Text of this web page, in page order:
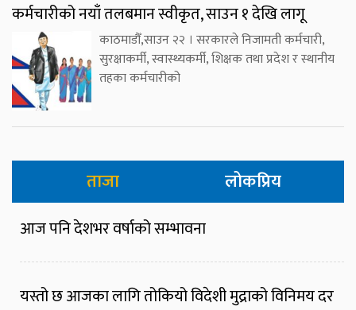
कर्मचारीको नयाँ तलबमान स्वीकृत, साउन १ देखि लागू
काठमाडौँ,साउन २२ । सरकारले निजामती कर्मचारी,
सुरक्षाकर्मी, स्वास्थ्यकर्मी, शिक्षक तथा प्रदेश र स्थानीय
तहका कर्मचारीको
ताजा लोकप्रिय
आज पनि देशभर वर्षाको सम्भावना
यस्तो छ आजका लागि तोकियो विदेशी मुद्राको विनिमय दर